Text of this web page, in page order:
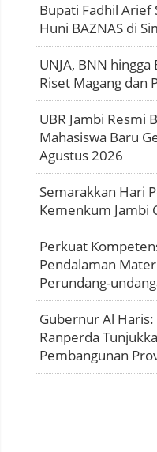
Bupati Fadhil Arief
Huni BAZNAS di
UNJA, BNN hingga
Riset Magang dan
UBR Jambi Resmi
Mahasiswa Baru
Agustus 2026
Semarakkan Hari
Kemenkum Jambi
Perkuat
Pendalaman
Perundang-
Gubernur Al
Ranperda
Pembangunan